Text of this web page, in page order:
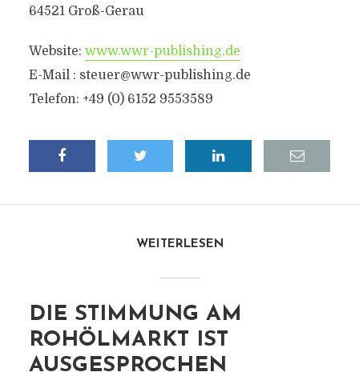
64521 Groß-Gerau
Website: www.wwr-publishing.de
E-Mail : steuer@wwr-publishing.de
Telefon: +49 (0) 6152 9553589
WEITERLESEN
DIE STIMMUNG AM
ROHÖLMARKT IST
AUSGESPROCHEN